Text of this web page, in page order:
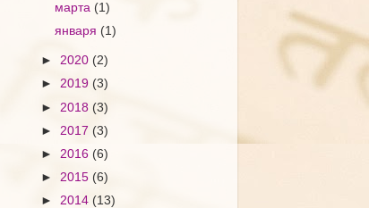
марта (1)
января (1)
► 2020 (2)
► 2019 (3)
► 2018 (3)
► 2017 (3)
► 2016 (6)
► 2015 (6)
► 2014 (13)